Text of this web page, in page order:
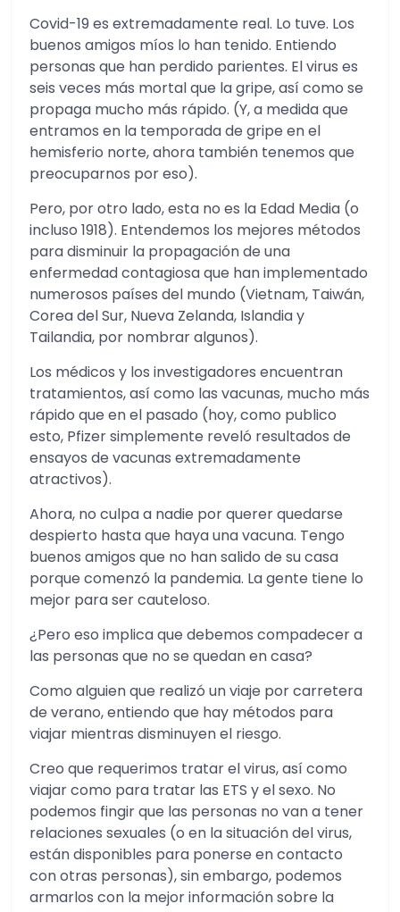
Covid-19 es extremadamente real. Lo tuve. Los
buenos amigos míos lo han tenido. Entiendo
personas que han perdido parientes. El virus es
seis veces más mortal que la gripe, así como se
propaga mucho más rápido. (Y, a medida que
entramos en la temporada de gripe en el
hemisferio norte, ahora también tenemos que
preocuparnos por eso).
Pero, por otro lado, esta no es la Edad Media (o
incluso 1918). Entendemos los mejores métodos
para disminuir la propagación de una
enfermedad contagiosa que han implementado
numerosos países del mundo (Vietnam, Taiwán,
Corea del Sur, Nueva Zelanda, Islandia y
Tailandia, por nombrar algunos).
Los médicos y los investigadores encuentran
tratamientos, así como las vacunas, mucho más
rápido que en el pasado (hoy, como publico
esto, Pfizer simplemente reveló resultados de
ensayos de vacunas extremadamente
atractivos).
Ahora, no culpa a nadie por querer quedarse
despierto hasta que haya una vacuna. Tengo
buenos amigos que no han salido de su casa
porque comenzó la pandemia. La gente tiene lo
mejor para ser cauteloso.
¿Pero eso implica que debemos compadecer a
las personas que no se quedan en casa?
Como alguien que realizó un viaje por carretera
de verano, entiendo que hay métodos para
viajar mientras disminuyen el riesgo.
Creo que requerimos tratar el virus, así como
viajar como para tratar las ETS y el sexo. No
podemos fingir que las personas no van a tener
relaciones sexuales (o en la situación del virus,
están disponibles para ponerse en contacto
con otras personas), sin embargo, podemos
armarlos con la mejor información sobre la